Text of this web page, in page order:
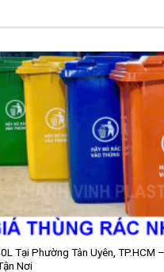
Tại Phường Tân Uyên, TP.HCM
Nơi